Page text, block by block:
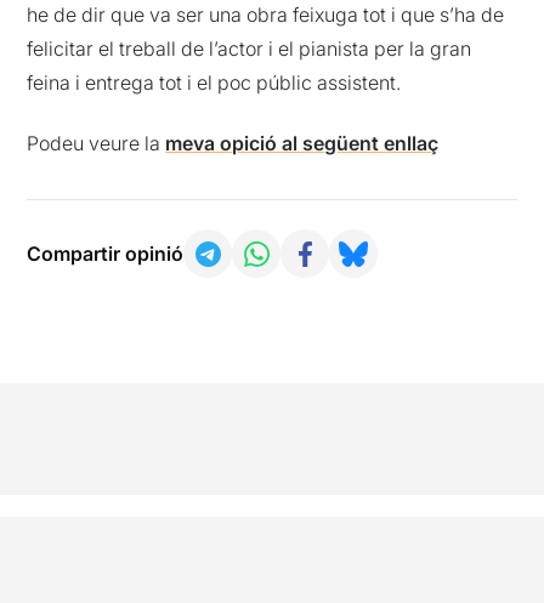
he de dir que va ser una obra feixuga tot i que s’ha de
felicitar el treball de l’actor i el pianista per la gran
feina i entrega tot i el poc públic assistent.
Podeu veure la meva opició al següent enllaç
Compartir opinió